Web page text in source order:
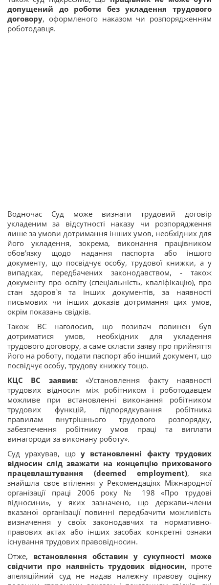
допущений до роботи без укладення трудового
договору, оформленого наказом чи розпорядженням
роботодавця.
Водночас Суд може визнати трудовий договір
укладеним за відсутності наказу чи розпорядження
лише за умови дотримання інших умов, необхідних для
його укладення, зокрема, виконання працівником
обов'язку щодо надання паспорта або іншого
документу, що посвідчує особу, трудової книжки, а у
випадках, передбачених законодавством, - також
документу про освіту (спеціальність, кваліфікацію), про
стан здоров`я та інших документів, за наявності
письмових чи інших доказів дотримання цих умов,
окрім показань свідків.
Також ВС наголосив, що позивач повинен був
дотриматися умов, необхідних для укладення
трудового договору, а саме скласти заяву про прийняття
його на роботу, подати паспорт або інший документ, що
посвідчує особу, трудову книжку тощо.
КЦС ВС заявив:«Установлення факту наявності
трудових відносин між робітником і роботодавцем
можливе при встановленні виконання робітником
трудових функцій, підпорядкування робітника
правилам внутрішнього трудового розпорядку,
забезпечення робітнику умов праці та виплати
винагороди за виконану роботу».
Суд урахував, що у встановленні факту трудових
відносин слід зважати на концепцію прихованого
працевлаштування (deemed employment), яка
знайшла своє втілення у Рекомендаціях Міжнародної
організації праці 2006 року № 198 «Про трудові
відносини», у яких зазначено, що держави-члени
вказаної організації повинні передбачити можливість
визначення у своїх законодавчих та нормативно-
правових актах або інших засобах конкретні ознаки
існування трудових правовідносин.
Отже, встановлення обставин у сукупності може
свідчити про наявність трудових відносин, проте
апеляційний суд не надав належну правову оцінку